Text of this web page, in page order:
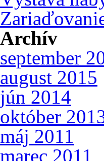
Archív
september
august 2015
jún 2014
október
máj 2011
marec 2011